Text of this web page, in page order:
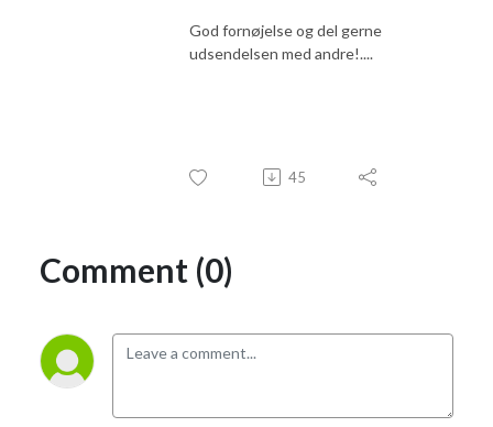
God fornøjelse og del gerne
udsendelsen med andre!....
45
Comment (0)